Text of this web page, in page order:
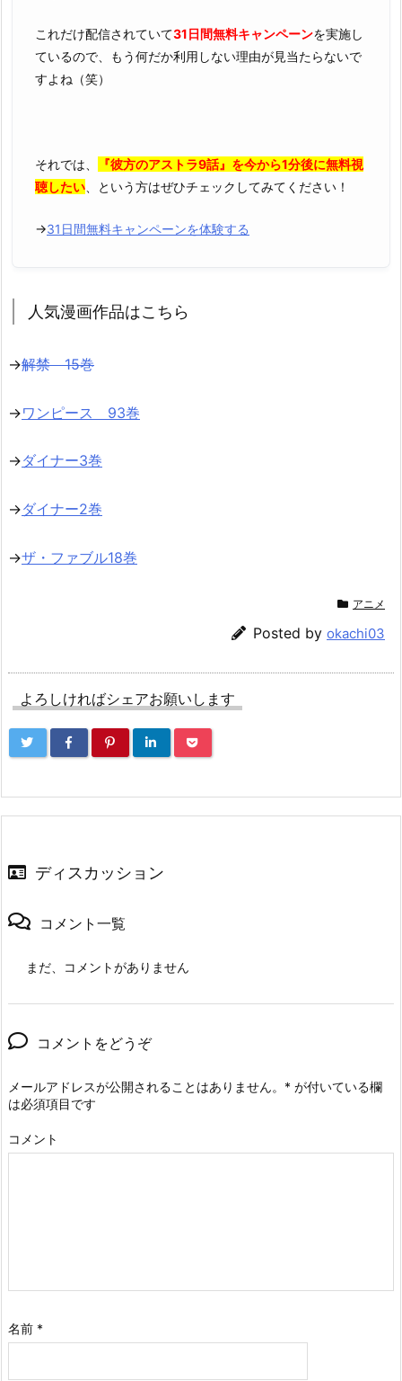
これだけ配信されていて31日間無料キャンペーンを実施し
ているので、もう何だか利用しない理由が見当たらないで
すよね（笑）
それでは、
『彼方のアストラ9話』を今から1分後に無料視
聴したい 、という方はぜひチェックしてみてください！
→31日間無料キャンペーンを体験する
人気漫画作品はこちら
→解禁 15巻
→ワンピース 93巻
→ダイナー3巻
→ダイナー2巻
→ザ・ファブル18巻
アニメ
Posted by okachi03
よろしければシェアお願いします
ディスカッション
コメント一覧
まだ、コメントがありません
コメントをどうぞ
メールアドレスが公開されることはありません。 * が付いている欄
は必須項目です
コメント
名前 *